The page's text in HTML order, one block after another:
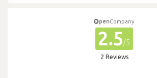
penCompany
2.5/5
2 Reviews